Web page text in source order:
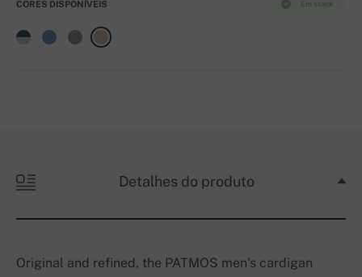
Em stock
CORES DISPONÍVEIS
Detalhes do produto
Original and refined, the PATMOS men’s cardigan